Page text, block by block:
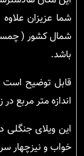
شما عزیزان
شمال کشور (
باشد.
قابل توضیح است
اندازه متر مربع
این ویلای جنگلی
خواب و نیزچهار